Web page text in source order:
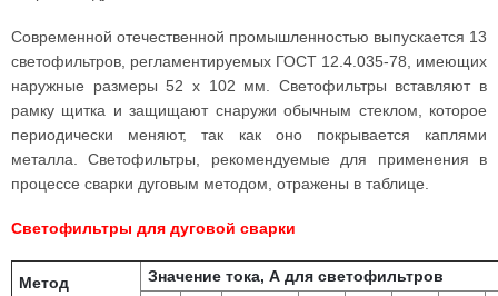
Современной отечественной промышленностью выпускается 13
светофильтров, регламентируемых ГОСТ 12.4.035-78, имеющих
наружные размеры 52 х 102 мм. Светофильтры вставляют в
рамку щитка и защищают снаружи обычным стеклом, которое
периодически меняют, так как оно покрывается каплями
металла. Светофильтры, рекомендуемые для применения в
процессе сварки дуговым методом, отражены в таблице.
Светофильтры для дуговой сварки
Метод
Значение тока, А для светофильтров